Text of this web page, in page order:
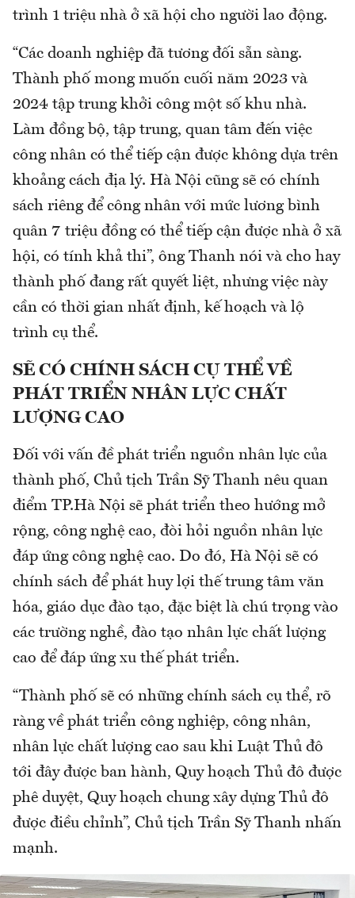
trình 1 triệu nhà ở xã hội cho người lao động.
“Các doanh nghiệp đã tương đối sẵn sàng.
Thành phố mong muốn cuối năm 2023 và
2024 tập trung khởi công một số khu nhà.
Làm đồng bộ, tập trung, quan tâm đến việc
công nhân có thể tiếp cận được không dựa trên
khoảng cách địa lý. Hà Nội cũng sẽ có chính
sách riêng để công nhân với mức lương bình
quân 7 triệu đồng có thể tiếp cận được nhà ở xã
hội, có tính khả thi”, ông Thanh nói và cho hay
thành phố đang rất quyết liệt, nhưng việc này
cần có thời gian nhất định, kế hoạch và lộ
trình cụ thể.
SẼ CÓ CHÍNH SÁCH CỤ THỂ VỀ
PHÁT TRIỂN NHÂN LỰC CHẤT
LƯỢNG CAO
Đối với vấn đề phát triển nguồn nhân lực của
thành phố, Chủ tịch Trần Sỹ Thanh nêu quan
điểm TP.Hà Nội sẽ phát triển theo hướng mở
rộng, công nghệ cao, đòi hỏi nguồn nhân lực
đáp ứng công nghệ cao. Do đó, Hà Nội sẽ có
chính sách để phát huy lợi thế trung tâm văn
hóa, giáo dục đào tạo, đặc biệt là chú trọng vào
các trường nghề, đào tạo nhân lực chất lượng
cao để đáp ứng xu thế phát triển.
“Thành phố sẽ có những chính sách cụ thể, rõ
ràng về phát triển công nghiệp, công nhân,
nhân lực chất lượng cao sau khi Luật Thủ đô
tới đây được ban hành, Quy hoạch Thủ đô được
phê duyệt, Quy hoạch chung xây dựng Thủ đô
được điều chỉnh”, Chủ tịch Trần Sỹ Thanh nhấn
mạnh.